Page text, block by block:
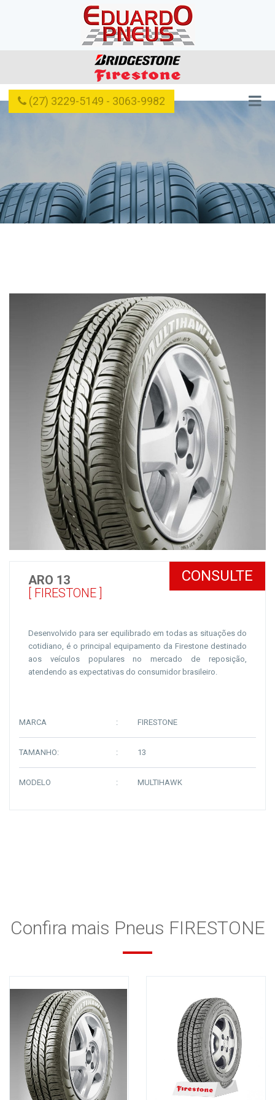
(27) 3229-5149 - 3063-9982
CONSULTE
ARO 13
[ FIRESTONE ]
Desenvolvido para ser equilibrado em todas as situações do
cotidiano, é o principal equipamento da Firestone destinado
aos veículos populares no mercado de reposição,
atendendo as expectativas do consumidor brasileiro.
MARCA FIRESTONE
TAMANHO: 13
MODELO MULTIHAWK
Confira mais Pneus FIRESTONE